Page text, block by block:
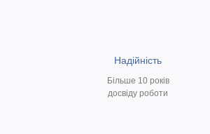
Надійність
Більше 10 років
досвіду роботи